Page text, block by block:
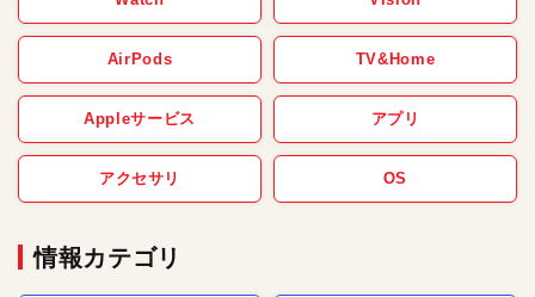
AirPods TV&Home
Appleサービス アプリ
アクセサリ OS
情報カテゴリ